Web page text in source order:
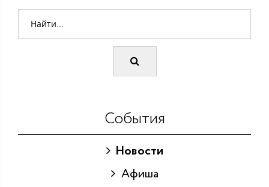
События
Новости
Афиша